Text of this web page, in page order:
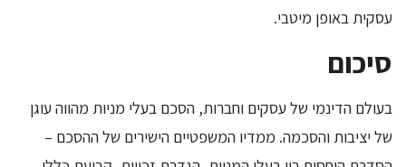
עסקית באופן מיטבי.
סיכום
בעולם הדינמי של עסקים וחברות, הסכם בעלי מניות מהווה עוגן
של יציבות והסכמה. ממדיו המשפטיים הישירים של ההסכם –